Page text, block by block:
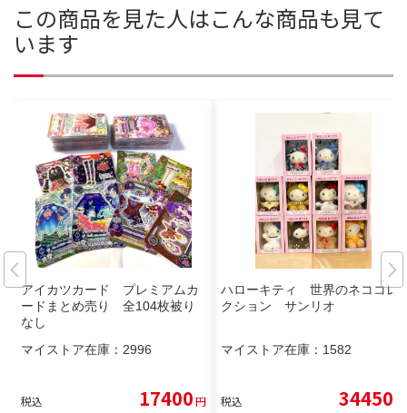
この商品を見た人はこんな商品も見て
います
アイカツカード プレミアムカ
ードまとめ売り 全104枚被り
なし
マイストア在庫： 2996
税込 17400円
ハローキティ 世界のネココレ
クション サンリオ
マイストア在庫： 1582
税込 34450